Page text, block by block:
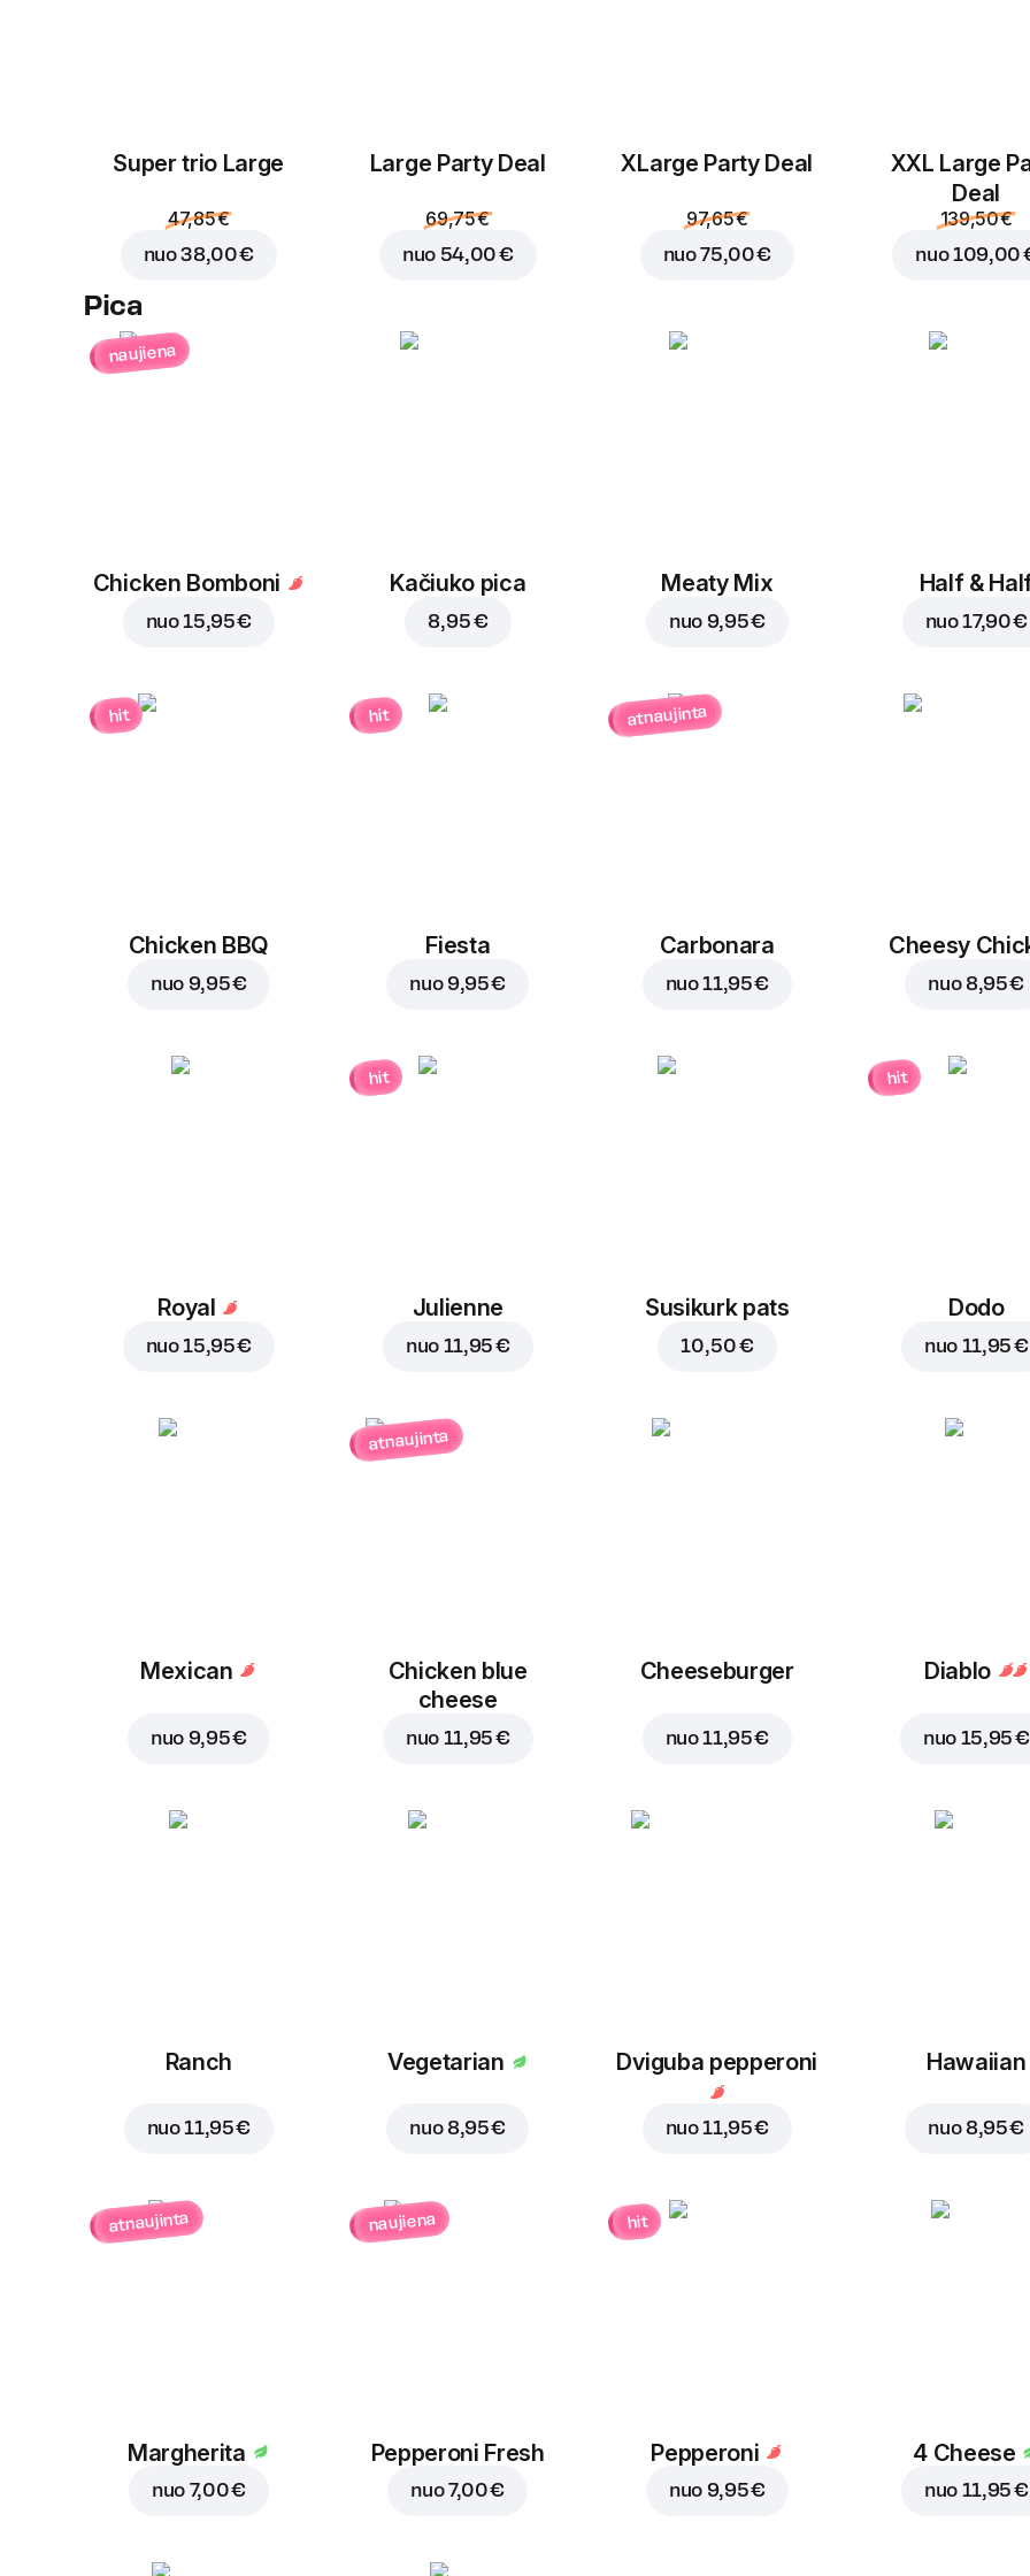
1,25 € 1,25 €
1,25 €
Super trio Large
47,85 €
nuo38,00 €
Large Party Deal
69,75 €
nuo 54,00 €
ХLarge Party Deal
97,65 €
nuo75,00 €
XXL Large
Deal
139,50 €
nuo 109,00
Pica
naujiena
Chicken Bomboni
nuo15,95 €
Kačiuko pica
8,95 €
Meaty Mix
nuo 9,95 €
Half &
nuo17,90 €
hit
Chicken BBQ
nuo 9,95 €
hit
Fiesta
nuo 9,95 €
atnaujinta
Carbonara
nuo11,95 €
Cheesy
nuo 8,95 €
Royal
nuo15,95 €
hit
Julienne
nuo 11,95 €
Susikurk pats
10,50 €
hit
Dodo
nuo 11,95 €
Mexican
nuo 9,95 €
atnaujinta
Chicken blue
cheese
nuo 11,95 €
Cheeseburger
nuo11,95 €
Diablo
nuo 15,95 €
Ranch
nuo11,95 €
Vegetarian
nuo 8,95 €
Dviguba pepperoni
nuo11,95 €
Hawaiian
nuo 8,95 €
atnaujinta
Margherita
nuo 7,00 €
naujiena
Pepperoni Fresh
nuo7,00 €
hit
Pepperoni
nuo 9,95 €
4 Cheese
nuo 11,95 €